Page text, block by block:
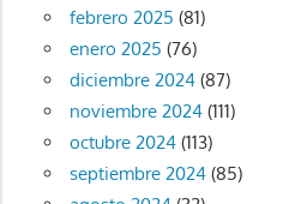
febrero 2025 (81)
enero 2025 (76)
diciembre 2024(87)
noviembre 2024(111)
octubre 2024(113)
septiembre 2024(85)